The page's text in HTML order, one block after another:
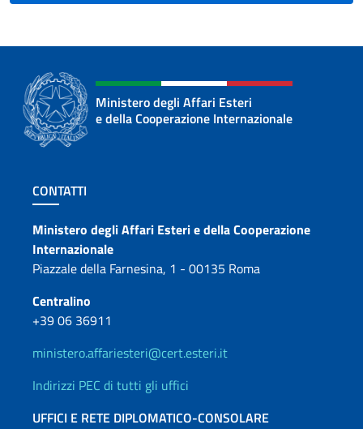
Ministero degli Affari Esteri
e della Cooperazione Internazionale
Sezione footer
CONTATTI
Contatti
Ministero degli Affari Esteri e della Cooperazione
Internazionale
Piazzale della Farnesina, 1 - 00135 Roma
Centralino
+39 06 36911
ministero.affariesteri@cert.esteri.it
Indirizzi PEC di tutti gli uffici
UFFICI E RETE DIPLOMATICO-CONSOLARE